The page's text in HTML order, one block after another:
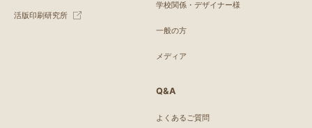
活版印刷研究所
学校関係・デザイナー様
一般の方
メディア
Q&A
よくあるご質問